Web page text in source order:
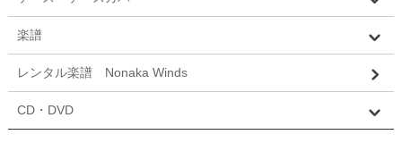
楽譜
レンタル楽譜 Nonaka Winds
CD・DVD